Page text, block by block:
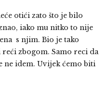
otići zato što je bilo
iako mu nitko to nije
s njim. Bio je tako
zbogom. Samo reci da
ne idem. Uvijek ćemo biti